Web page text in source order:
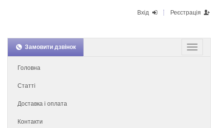
Вхід Реєстрація
Замовити дзвінок
Головна
Статті
Доставка і оплата
Контакти